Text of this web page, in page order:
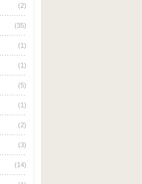
(2)
(35)
(1)
(1)
(5)
(1)
(2)
(3)
(14)